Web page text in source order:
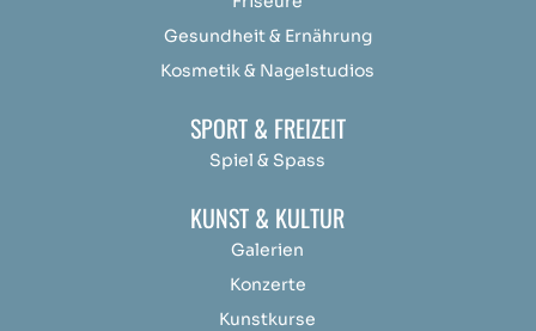
Gesundheit & Ernährung
Kosmetik & Nagelstudios
SPORT & FREIZEIT
Spiel & Spass
KUNST & KULTUR
Galerien
Konzerte
Kunstkurse